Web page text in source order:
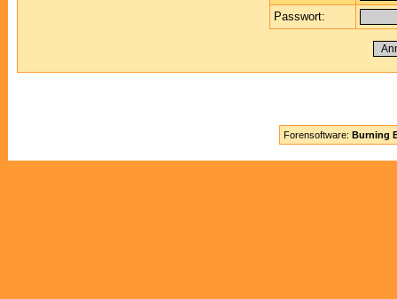
Passwort:
Forensoftware: Burning